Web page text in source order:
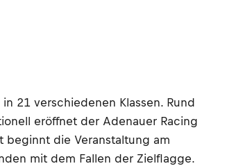
21 verschiedenen Klassen. Rund
eröffnet der Adenauer Racing
beginnt die Veranstaltung am
mit dem Fallen der Zielflagge.